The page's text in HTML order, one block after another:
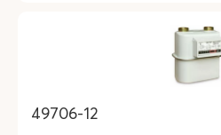
49706-12